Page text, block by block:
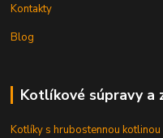
Kontakty
Blog
Kotlíkové súpravy a
Kotlíky s hrubostennou kotlinou